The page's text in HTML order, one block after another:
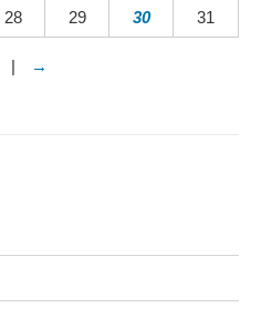
28 29 30 31
| →